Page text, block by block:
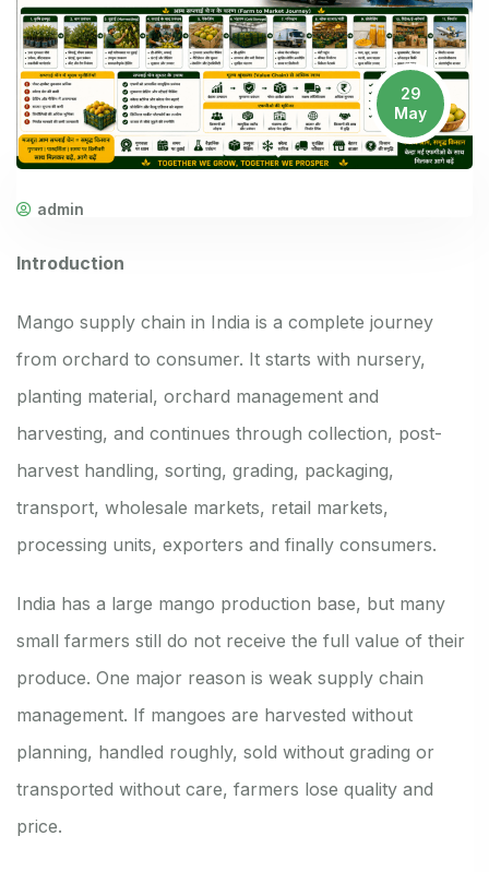
29
May
admin
Introduction
Mango supply chain in India is a complete journey
from orchard to consumer. It starts with nursery,
planting material, orchard management and
harvesting, and continues through collection, post-
harvest handling, sorting, grading, packaging,
transport, wholesale markets, retail markets,
processing units, exporters and finally consumers.
India has a large mango production base, but many
small farmers still do not receive the full value of their
produce. One major reason is weak supply chain
management. If mangoes are harvested without
planning, handled roughly, sold without grading or
transported without care, farmers lose quality and
price.